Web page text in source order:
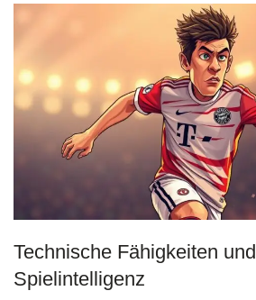
Technische Fähigkeiten und
Spielintelligenz